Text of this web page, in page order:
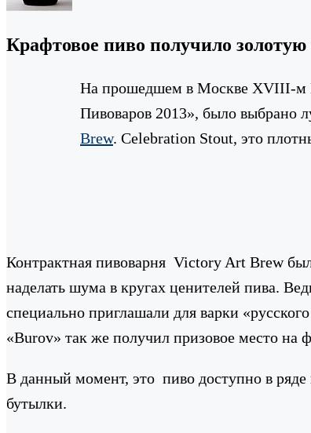
Крафтовое пиво получило золотую
На прошедшем в Москве XVIII-м
Пивоваров 2013», было выбрано
Brew. Celebration Stout, это
Контрактная пивоварня Victory Art Brew
наделать шума в кругах ценителей пива.
специально приглашали для варки
«Burov» так же получил призовое место на
В данный момент, это пиво доступно в
бутылки.